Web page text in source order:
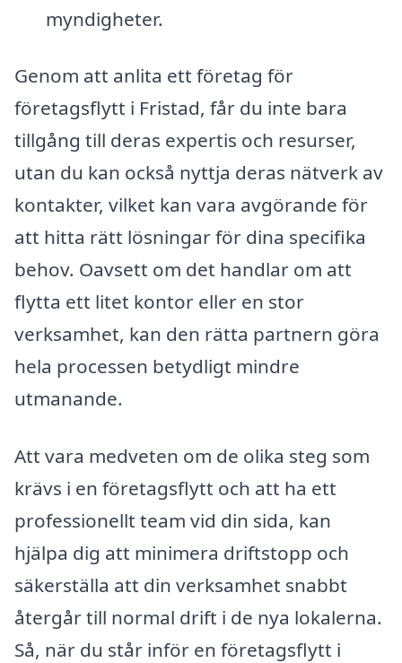
myndigheter.
Genom att anlita ett företag för
företagsflytt i Fristad, får du inte bara
tillgång till deras expertis och resurser,
utan du kan också nyttja deras nätverk av
kontakter, vilket kan vara avgörande för
att hitta rätt lösningar för dina specifika
behov. Oavsett om det handlar om att
flytta ett litet kontor eller en stor
verksamhet, kan den rätta partnern göra
hela processen betydligt mindre
utmanande.
Att vara medveten om de olika steg som
krävs i en företagsflytt och att ha ett
professionellt team vid din sida, kan
hjälpa dig att minimera driftstopp och
säkerställa att din verksamhet snabbt
återgår till normal drift i de nya lokalerna.
Så, när du står inför en företagsflytt i